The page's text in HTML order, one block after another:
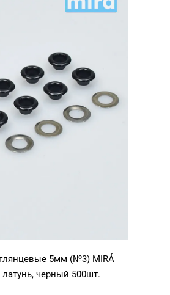
5мм (№3) MIRÁ
латунь, черный 500шт.